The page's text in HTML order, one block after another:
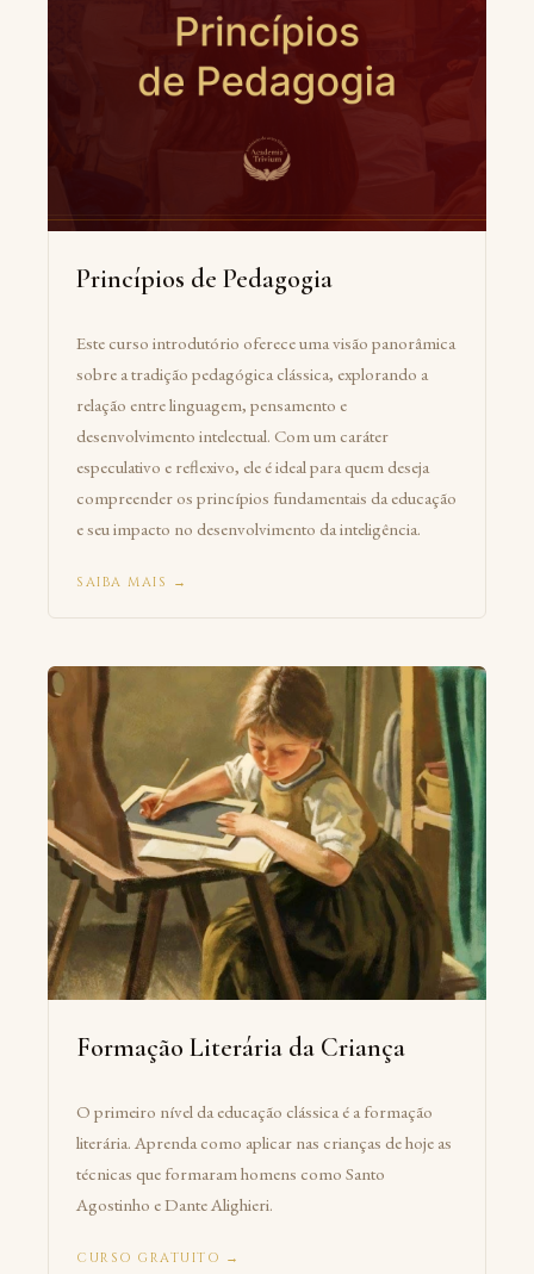
Princípios de Pedagogia
Este curso introdutório oferece uma visão panorâmica
sobre a tradição pedagógica clássica, explorando a
relação entrelinguagem, pensamento e
desenvolvimento intelectual. Com um caráter
especulativo e reflexivo, ele é ideal para quem deseja
compreender os princípios fundamentais da educação
e seu impacto no desenvolvimento da inteligência.
SAIBA MAIS →
Formação Literária da Criança
O primeiro nível da educação clássica é a formação
literária. Aprenda como aplicar nas crianças de hoje as
técnicas que formaram homens como Santo
Agostinho e Dante Alighieri.
CURSO GRATUITO →